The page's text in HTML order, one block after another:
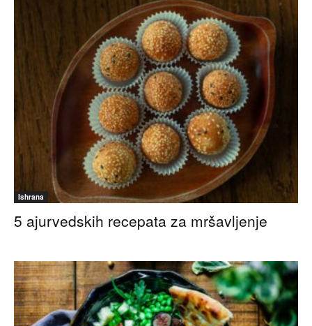
Ishrana
5 ajurvedskih recepata za mršavljenje